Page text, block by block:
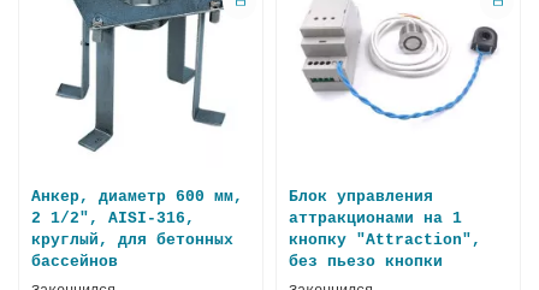
Анкер, диаметр 600 мм,
2 1/2", AISI-316,
круглый, для бетонных
бассейнов
Блок управления
аттракционами на 1
кнопку "Attraction",
без пьезо кнопки